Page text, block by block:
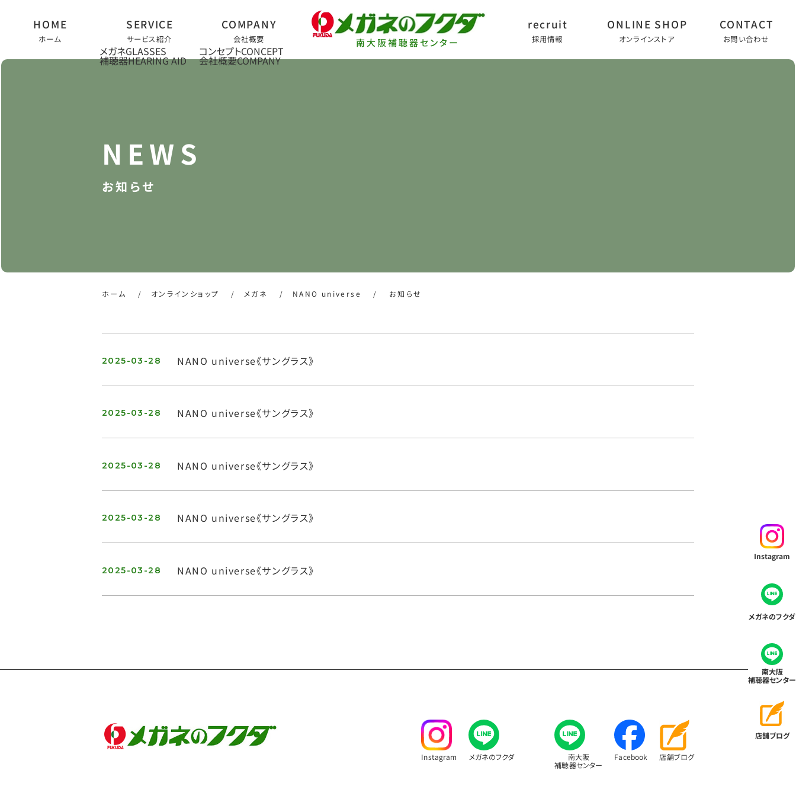
南大阪補聴器センター
ホーム サービス紹介
メガネ
補聴器
会社概要
コンセプト
会社概要
採用情報 オンラインストア お問い合わせ
Instagram
メガネのフクダ
南大阪
補聴器センター
店舗ブログ
お知らせ
ホーム / オンラインショップ / メガネ / NANO universe / お知らせ
2025-03-28 NANO universe《サングラス》
2025-03-28 NANO universe《サングラス》
2025-03-28 NANO universe《サングラス》
2025-03-28 NANO universe《サングラス》
2025-03-28 NANO universe《サングラス》
Instagram メガネのフクダ
南大阪
補聴器センター
Facebook 店舗ブログ